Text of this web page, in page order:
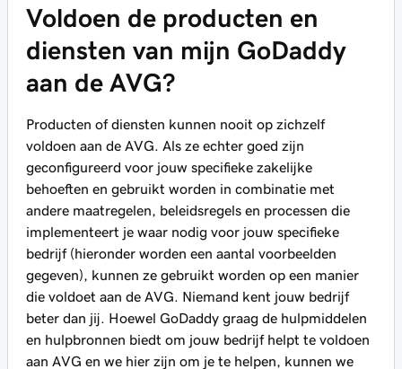
Voldoen de producten en
diensten van mijn GoDaddy
aan de AVG?
Producten of diensten kunnen nooit op zichzelf
voldoen aan de AVG. Als ze echter goed zijn
geconfigureerd voor jouw specifieke zakelijke
behoeften en gebruikt worden in combinatie met
andere maatregelen, beleidsregels en processen die
implementeert je waar nodig voor jouw specifieke
bedrijf (hieronder worden een aantal voorbeelden
gegeven), kunnen ze gebruikt worden op een manier
die voldoet aan de AVG. Niemand kent jouw bedrijf
beter dan jij. Hoewel GoDaddy graag de hulpmiddelen
en hulpbronnen biedt om jouw bedrijf helpt te voldoen
aan AVG en we hier zijn om je te helpen, kunnen we